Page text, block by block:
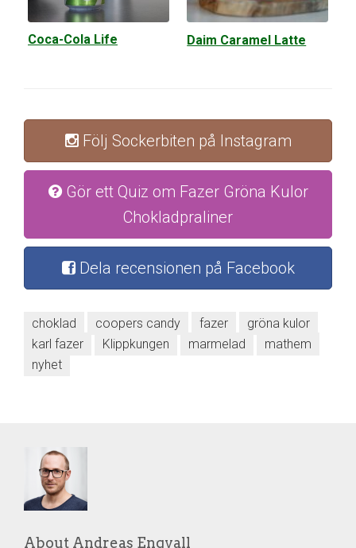
Coca-Cola Life Daim Caramel Latte
Följ Sockerbiten på Instagram
Gör ett Quiz om Fazer Gröna Kulor
Chokladpraliner
Dela recensionen på Facebook
choklad coopers candy fazer
gröna kulor
karl fazer
Klippkungen marmelad
mathem
nyhet
About Andreas Engvall